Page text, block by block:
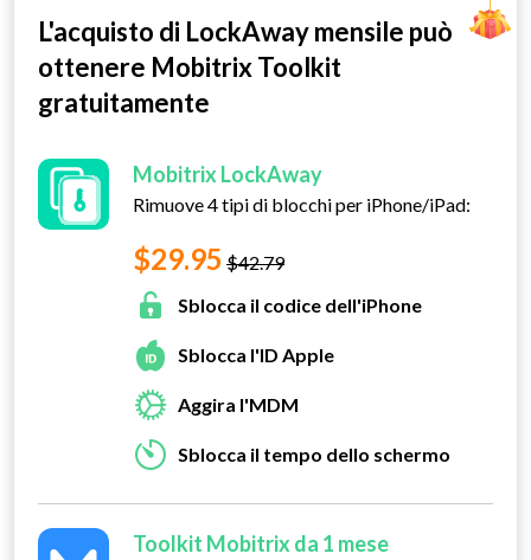
L'acquisto di LockAway mensile può
ottenere Mobitrix Toolkit
gratuitamente
Mobitrix LockAway
Rimuove 4 tipi di blocchi per iPhone/iPad:
$29.95 $42.79
Sblocca il codice dell'iPhone
Sblocca l'ID Apple
Aggira l'MDM
Sblocca il tempo dello schermo
Toolkit Mobitrix da 1 mese